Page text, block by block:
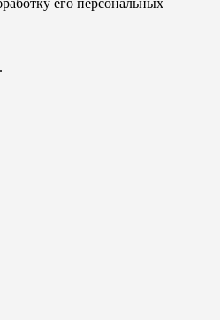
его персональных